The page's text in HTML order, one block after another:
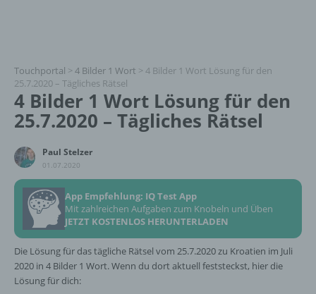
Touchportal > 4 Bilder 1 Wort > 4 Bilder 1 Wort Lösung für den
25.7.2020 – Tägliches Rätsel
4 Bilder 1 Wort Lösung für den
25.7.2020 – Tägliches Rätsel
Paul Stelzer
01.07.2020
App Empfehlung: IQ Test App
Mit zahlreichen Aufgaben zum Knobeln und Üben
JETZT KOSTENLOS HERUNTERLADEN
Die Lösung für das tägliche Rätsel vom 25.7.2020 zu Kroatien im Juli
2020 in 4 Bilder 1 Wort. Wenn du dort aktuell feststeckst, hier die
Lösung für dich: